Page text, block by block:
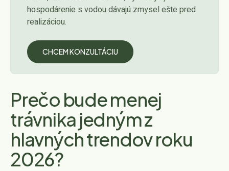
hospodárenie s vodou dávajú zmysel ešte pred
realizáciou.
CHCEM KONZULTÁCIU
Prečo bude menej
trávnika jedným z
hlavných trendov roku
2026?